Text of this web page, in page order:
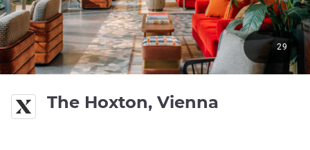
The Hoxton, Vienna
29